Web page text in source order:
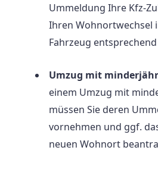
Ummeldung Ihre Kfz-
Ihren
Fahrzeug
Umzug mit
einem Umzug mit
müssen Sie deren
vornehmen und ggf.
neuen Wohnort